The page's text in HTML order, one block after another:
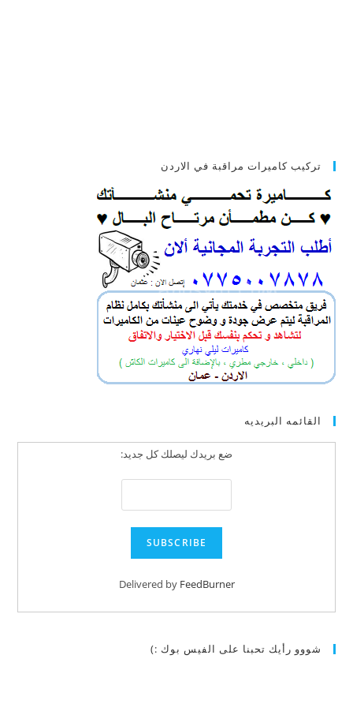
تركيب كاميرات مراقبة في الاردن
القائمه البريديه
ضع بريدك ليصلك كل جديد:
Delivered by FeedBurner
شووو رأيك تحبنا على الفيس بوك :)